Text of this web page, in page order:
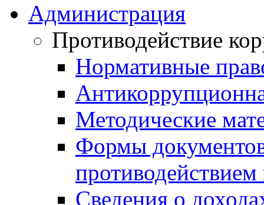
Администрация
Противодействие
Нормативные
Методические
Формы
Сведения о